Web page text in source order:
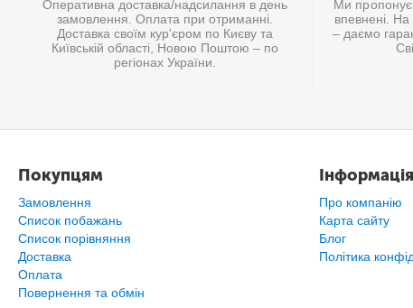
Оперативна доставка/надсилання в день
замовлення. Оплата при отриманні.
Доставка своїм кур'єром по Києву та
Київській області, Новою Поштою – по
регіонах України.
Ми
впевнені.
– даємо
Покупцям
Замовлення
Список побажань
Cписок порівняння
Доставка
Оплата
Повернення та обмін
Інформація
Про компанію
Карта сайту
Блог
Політика